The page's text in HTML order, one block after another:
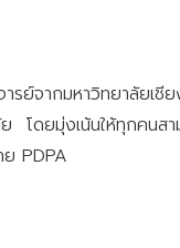
กมหาวิทยาลัยเชีย
ยมุ่งเน้นให้ทุกคนส
PDPA